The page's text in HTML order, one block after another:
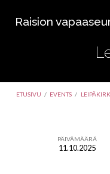
Raision
ETUSIVU / EVENTS /
PÄIVÄMÄÄRÄ
11.10.2025